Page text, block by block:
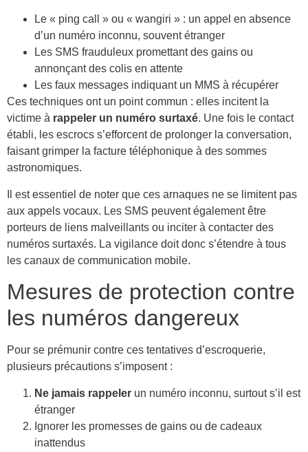
Le « ping call » ou « wangiri » : un appel en absence
d’un numéro inconnu, souvent étranger
Les SMS frauduleux promettant des gains ou
annonçant des colis en attente
Les faux messages indiquant un MMS à récupérer
Ces techniques ont un point commun : elles incitent la
victime à rappeler un numéro surtaxé. Une fois le contact
établi, les escrocs s’efforcent de prolonger la conversation,
faisant grimper la facture téléphonique à des sommes
astronomiques.
Il est essentiel de noter que ces arnaques ne se limitent pas
aux appels vocaux. Les SMS peuvent également être
porteurs de liens malveillants ou inciter à contacter des
numéros surtaxés. La vigilance doit donc s’étendre à tous
les canaux de communication mobile.
Mesures de protection contre
les numéros dangereux
Pour se prémunir contre ces tentatives d’escroquerie,
plusieurs précautions s’imposent :
Ne jamais rappeler un numéro inconnu, surtout s’il est
étranger
Ignorer les promesses de gains ou de cadeaux
inattendus